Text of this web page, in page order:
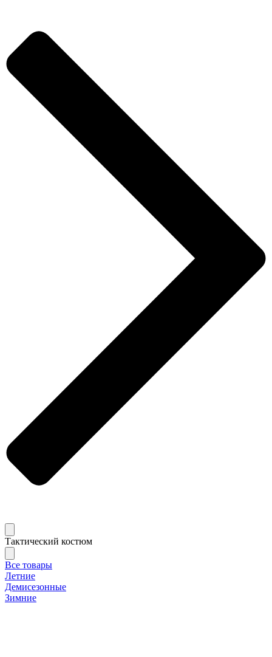
Тактический костюм
Все товары
Летние
Демисезонные
Зимние